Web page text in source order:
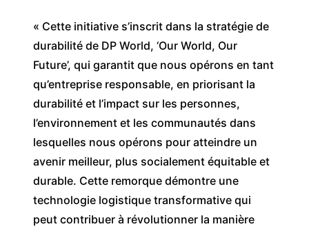
« Cette initiative s’inscrit dans la stratégie de
durabilité de DP World, ‘Our World, Our
Future’, qui garantit que nous opérons en tant
qu’entreprise responsable, en priorisant la
durabilité et l’impact sur les personnes,
l’environnement et les communautés dans
lesquelles nous opérons pour atteindre un
avenir meilleur, plus socialement équitable et
durable. Cette remorque démontre une
technologie logistique transformative qui
peut contribuer à révolutionner la manière